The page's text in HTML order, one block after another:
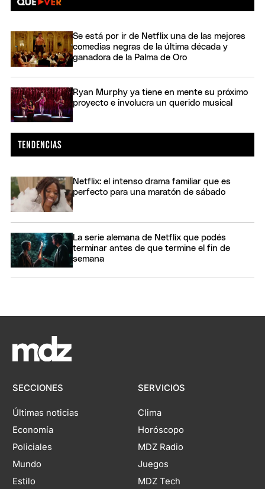
Se está por ir de Netflix una de las mejores
comedias negras de la última década y
ganadora de la Palma de Oro
Ryan Murphy ya tiene en mente su próximo
proyecto e involucra un querido musical
Netflix: el intenso drama familiar que es
perfecto para una maratón de sábado
La serie alemana de Netflix que podés
terminar antes de que termine el fin de
semana
SECCIONES
Últimas noticias
Economía
Policiales
Mundo
Estilo
SERVICIOS
Clima
Horóscopo
MDZ Radio
Juegos
MDZ Tech